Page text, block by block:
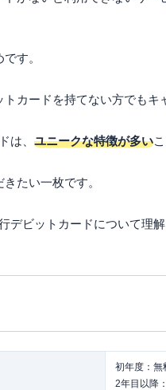
す。
カードを持てない方でもキ
は、 ユニークな特徴が多い
たい一枚です。
ビットカードについて理
初年度：無
2年目以降